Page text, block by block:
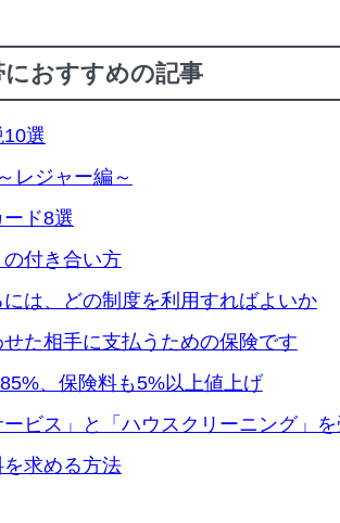
おすすめの記事
選
レジャー編～
ド8選
付き合い方
は、どの制度を利用すればよいか
た相手に支払うための保険です
、保険料も5%以上値上げ
ビス」と「ハウスクリーニング」
求める方法